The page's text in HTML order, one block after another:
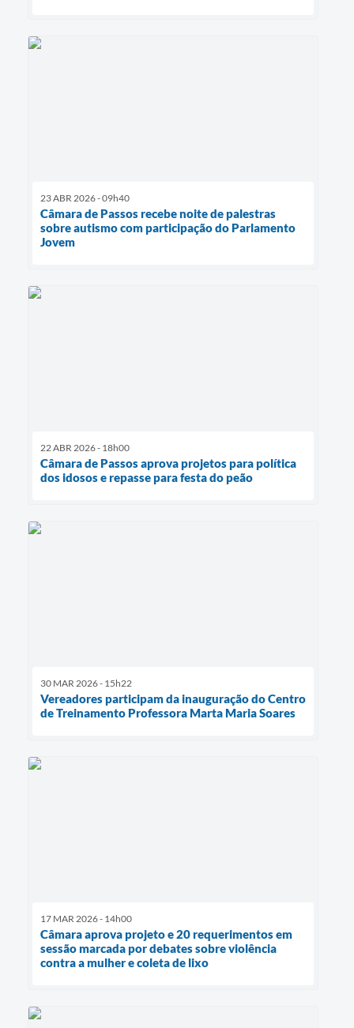
23 ABR 2026 - 09h40
Câmara de Passos recebe noite de palestras
sobre autismo com participação do Parlamento
Jovem
22 ABR 2026 - 18h00
Câmara de Passos aprova projetos para política
dos idosos e repasse para festa do peão
30 MAR 2026 - 15h22
Vereadores participam da inauguração do Centro
de Treinamento Professora Marta Maria Soares
17 MAR 2026 - 14h00
Câmara aprova projeto e 20 requerimentos em
sessão marcada por debates sobre violência
contra a mulher e coleta de lixo